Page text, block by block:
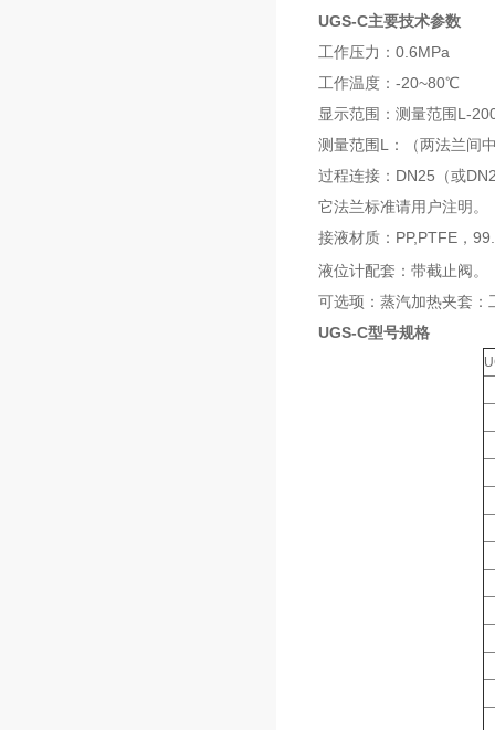
UGS-C主要技术参数
工作压力：0.6MPa
工作温度：-20~80℃
显示范围：测量范围L-
测量范围L：（两法兰间
过程连接：DN25（或
它法兰标准请用户注明。
接液材质：PP,PTFE，
液位计配套：带截止阀。
可选顼：蒸汽加热夹套
UGS-C型号规格